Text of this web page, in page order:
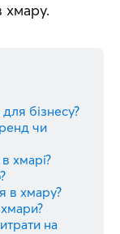
хмару.
бізнесу?
чи
хмарі?
в хмару?
на